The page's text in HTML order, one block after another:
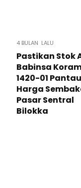
4 BULAN LALU
Pastikan Stok
Babinsa
1420-01 Pantau
Harga
Pasar Sentral
Bilokka